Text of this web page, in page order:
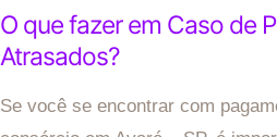
O que fazer em Caso de
Atrasados?
Se você se encontrar com